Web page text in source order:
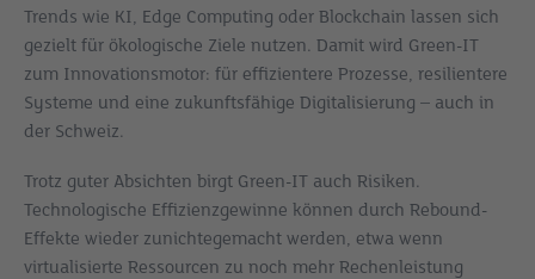
Trends wie KI, Edge Computing oder Blockchain lassen sich
gezielt für ökologische Ziele nutzen. Damit wird Green-IT
zum Innovationsmotor: für effizientere Prozesse, resilientere
Systeme und eine zukunftsfähige Digitalisierung – auch in
der Schweiz.
Trotz guter Absichten birgt Green-IT auch Risiken.
Technologische Effizienzgewinne können durch Rebound-
Effekte wieder zunichtegemacht werden, etwa wenn
virtualisierte Ressourcen zu noch mehr Rechenleistung